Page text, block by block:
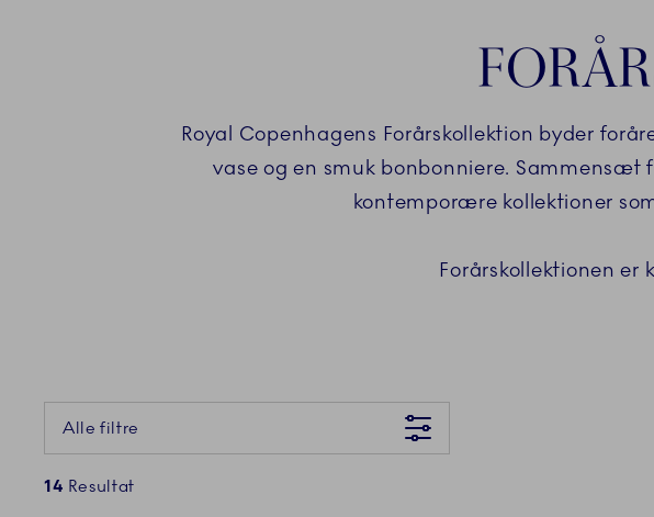
Royal Copenhagens Forårskollektion byder
vase og en smuk bonbonniere. Sammensæt
kontemporære kollektioner
Forårskollektionen
Alle filtre
14 Resultat